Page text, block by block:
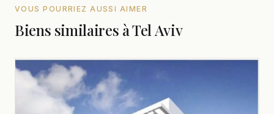
VOUS POURRIEZ AUSSI AIMER
Biens similaires à Tel Aviv